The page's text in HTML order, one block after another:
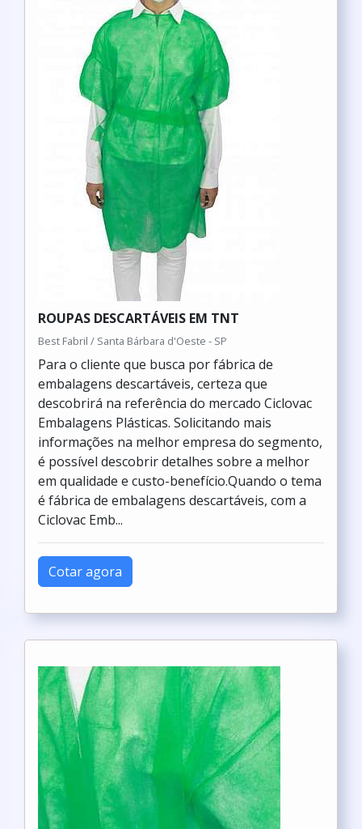
ROUPAS DESCARTÁVEIS EM TNT
Best Fabril / Santa Bárbara d'Oeste - SP
Para o cliente que busca por fábrica de
embalagens descartáveis, certeza que
descobrirá na referência do mercado Ciclovac
Embalagens Plásticas. Solicitando mais
informações na melhor empresa do segmento,
é possível descobrir detalhes sobre a melhor
em qualidade e custo-benefício.Quando o tema
é fábrica de embalagens descartáveis, com a
Ciclovac Emb...
Cotar agora